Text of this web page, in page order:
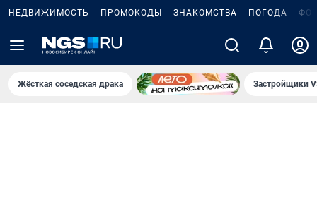
НЕДВИЖИМОСТЬ ПРОМОКОДЫ ЗНАКОМСТВА ПОГОДА
Жёсткая соседская драка Застройщики